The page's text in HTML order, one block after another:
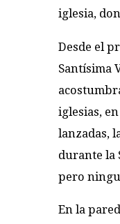
iglesia,
Desde el
Santísima
iglesias,
lanzadas,
durante la
pero
En la